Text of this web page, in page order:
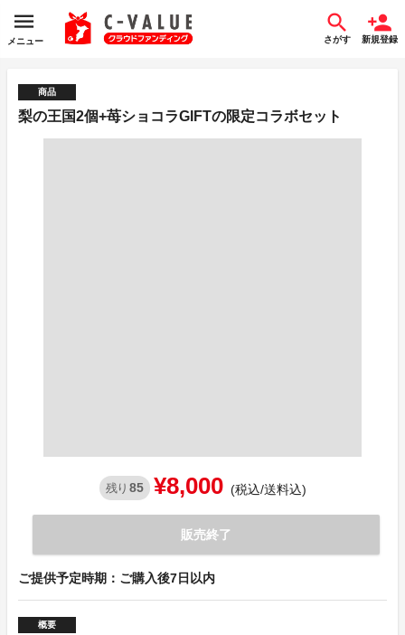
メニュー さがす 新規登録
商品
梨の王国2個+苺ショコラGIFTの限定コラボセット
残り 85 ¥8,000 (税込/送料込)
販売終了
ご提供予定時期：ご購入後7日以内
概要